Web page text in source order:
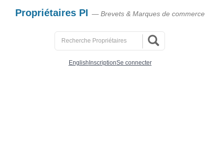
Propriétaires PI — Brevets & Marques de commerce
English InscriptionSe connecter